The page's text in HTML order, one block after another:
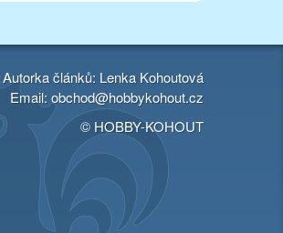
Autorka článků: Lenka Kohoutová
Email:obchod@hobbykohout.cz
© HOBBY-KOHOUT